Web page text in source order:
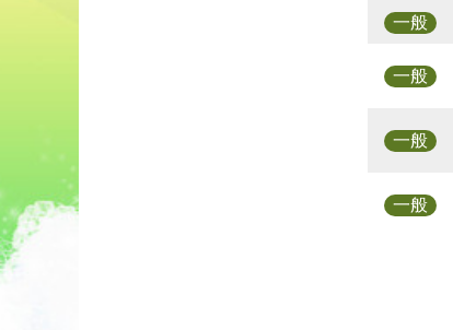
一般
一般
一般
一般